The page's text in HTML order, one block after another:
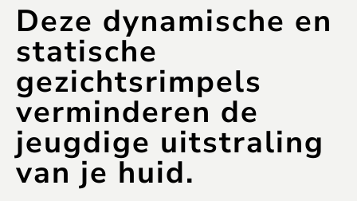
Deze dynamische en
statische
gezichtsrimpels
verminderen de
jeugdige uitstraling
van je huid.